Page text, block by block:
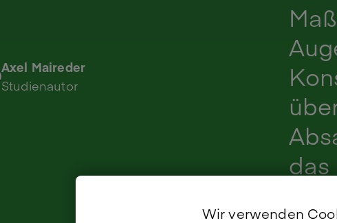
Axel Maireder
Studienautor
das
Wir verwenden